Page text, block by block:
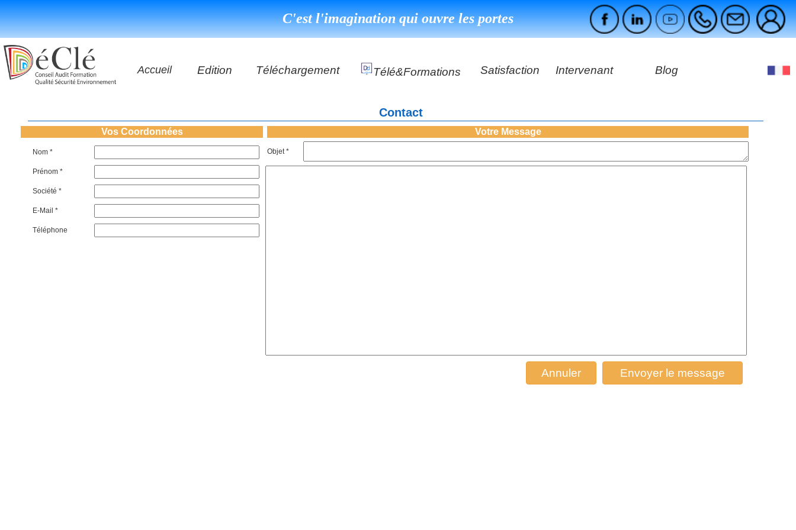
C'est l'imagination qui ouvre les portes
Accueil Edition
Les applications
DéClé Excellence Opérationnel Formation
DéClé Excellence Opérationnel Audit
Les livres
Téléchargement Télé&formations Satisfaction
Témoignages
Intervenant Blog
Contact
E-Mail *
Téléphone
Société *
Nom *
Prénom *
Objet *
Vos Coordonnées Votre Message
Annuler Envoyer le message